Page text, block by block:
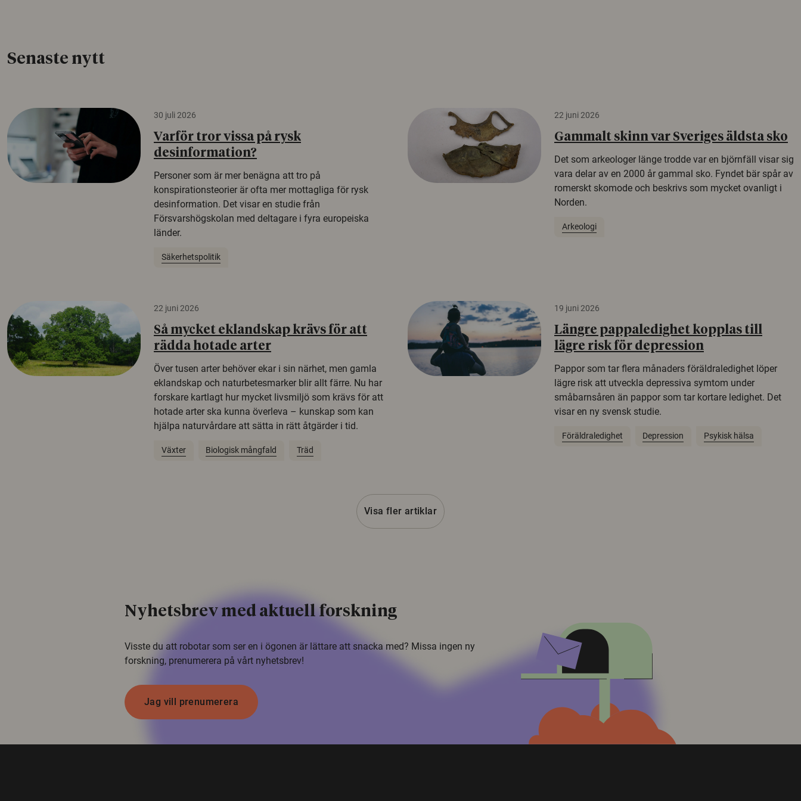
Senaste nytt
30 juli 2026
Varför tror vissa på rysk
desinformation?
Personer som är mer benägna att tro på
konspirationsteorier är ofta mer mottagliga för rysk
desinformation. Det visar en studie från
Försvarshögskolan med deltagare i fyra europeiska
länder.
Säkerhetspolitik
22 juni 2026
Gammalt skinn var Sveriges äldsta sko
Det som arkeologer länge trodde var en björnfäll visar sig
vara delar av en 2000 år gammal sko. Fyndet bär spår av
romerskt skomode och beskrivs som mycket ovanligt i
Norden.
Arkeologi
22 juni 2026
Så mycket eklandskap krävs för att
rädda hotade arter
Över tusen arter behöver ekar i sin närhet, men gamla
eklandskap och naturbetesmarker blir allt färre. Nu har
forskare kartlagt hur mycket livsmiljö som krävs för att
hotade arter ska kunna överleva – kunskap som kan
hjälpa naturvårdare att sätta in rätt åtgärder i tid.
Växter Biologisk mångfald Träd
19 juni 2026
Längre pappaledighet kopplas till
lägre risk för depression
Pappor som tar flera månaders föräldraledighet löper
lägre risk att utveckla depressiva symtom under
småbarnsåren än pappor som tar kortare ledighet. Det
visar en ny svensk studie.
Föräldraledighet Depression Psykisk hälsa
Visa fler artiklar
Nyhetsbrev med aktuell forskning
Visste du att robotar som ser en i ögonen är lättare att snacka med? Missa ingen ny
forskning, prenumerera på vårt nyhetsbrev!
Jag vill prenumerera